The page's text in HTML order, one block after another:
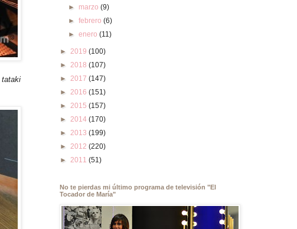
tataki
► marzo(9)
►febrero(6)
►enero(11)
► 2019 (100)
► 2018 (107)
► 2017 (147)
► 2016 (151)
► 2015 (157)
► 2014 (170)
► 2013 (199)
► 2012 (220)
► 2011 (51)
No te pierdas mi último programa de televisión "El
Tocador de María"